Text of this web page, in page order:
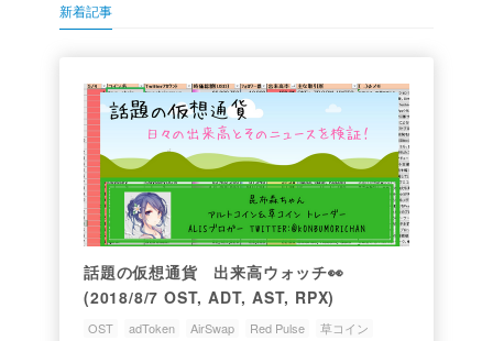
新着記事
話題の仮想通貨 出来高ウォッチ👀
(2018/8/7 OST, ADT, AST, RPX)
OST adToken AirSwap Red Pulse 草コイン